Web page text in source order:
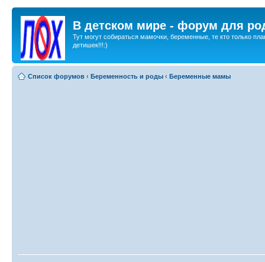
В детском мире - форум для
Тут могут собираться мамочки, беременные, те кто только
детишек!!!:)
Список форумов ‹ Беременность и роды ‹ Беременные мамы